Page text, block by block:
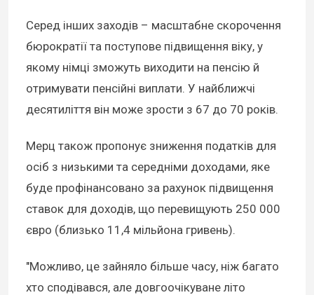
Серед інших заходів – масштабне скорочення
бюрократії та поступове підвищення віку, у
якому німці зможуть виходити на пенсію й
отримувати пенсійні виплати. У найближчі
десятиліття він може зрости з 67 до 70 років.
Мерц також пропонує зниження податків для
осіб з низькими та середніми доходами, яке
буде профінансовано за рахунок підвищення
ставок для доходів, що перевищують 250 000
євро (близько 11,4 мільйона гривень).
"Можливо, це зайняло більше часу, ніж багато
хто сподівався, але довгоочікуване літо